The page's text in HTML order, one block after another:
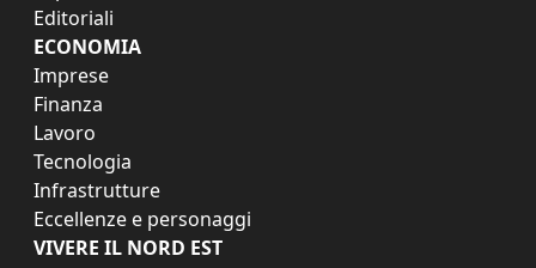
Editoriali
ECONOMIA
Imprese
Finanza
Lavoro
Tecnologia
Infrastrutture
Eccellenze e personaggi
VIVERE IL NORD EST